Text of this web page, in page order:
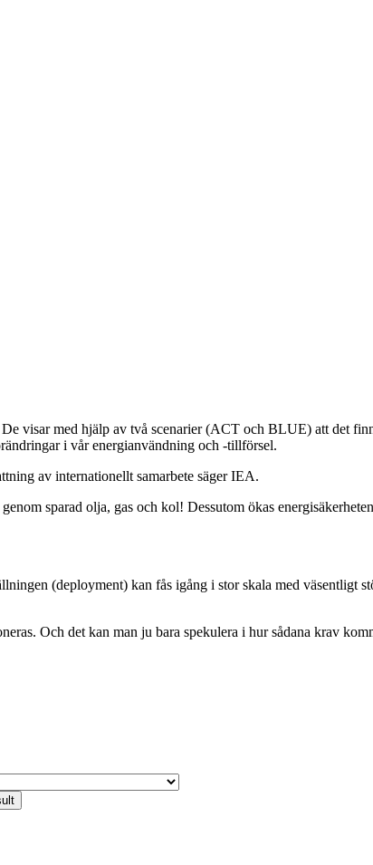
visar med hjälp av två scenarier (ACT och BLUE) att det
i vår energianvändning och -tillförsel.
av internationellt samarbete säger IEA.
sparad olja, gas och kol! Dessutom ökas
(deployment) kan fås igång i stor skala med väsentligt
Och det kan man ju bara spekulera i hur sådana krav